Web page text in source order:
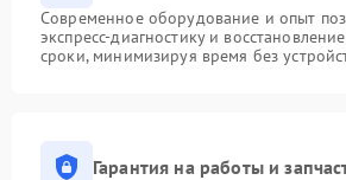
Современное оборудование и опыт
экспресс-диагностику и
сроки, минимизируя время без
Гарантия на работы и